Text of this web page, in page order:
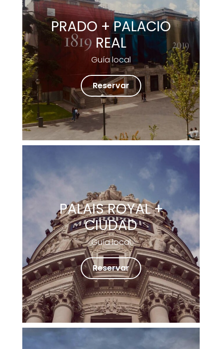
PRADO + PALACIO
REAL
Guía local
Reservar
PALAIS ROYAL +
CIUDAD
Guía local
Reservar